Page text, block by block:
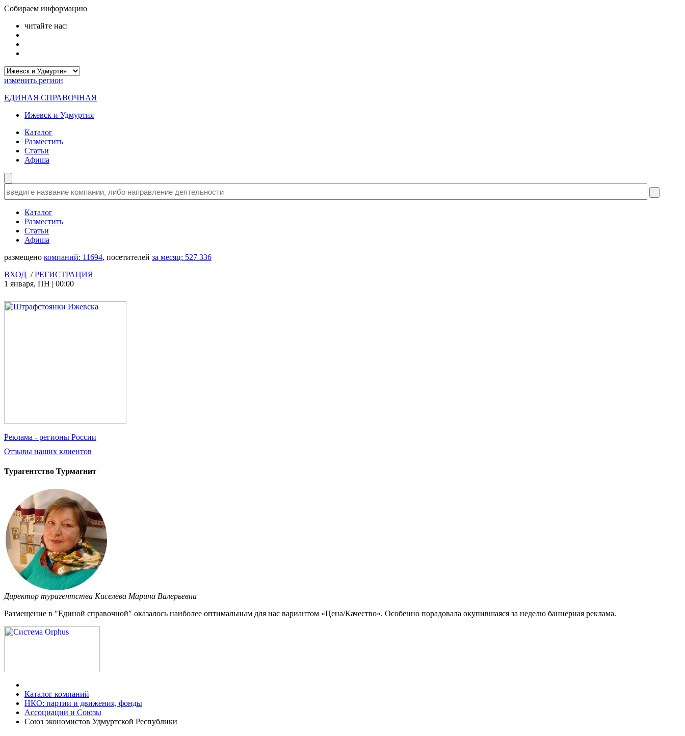
Собираем информацию
читайте нас:
изменить регион
ЕДИНАЯ СПРАВОЧНАЯ
Ижевск и Удмуртия
Каталог
Разместить
Статьи
Афиша
Каталог
Разместить
Статьи
Афиша
размещено компаний: 11694, посетителей за месяц: 527 336
ВХОД /РЕГИСТРАЦИЯ
1 января, ПН | 00:00
Реклама - регионы России
Отзывы наших клиентов
Турагентство Турмагнит
Директор турагентства Киселева Марина Валерьевна
Размещение в "Единой справочной" оказалось наиболее оптимальным для нас вариантом «Цена/Качество». Особенно порадовала окупившаяся за неделю баннерная реклама.
Каталог компаний
НКО: партии и движения, фонды
Ассоциации и Союзы
Союз экономистов Удмуртской Республики